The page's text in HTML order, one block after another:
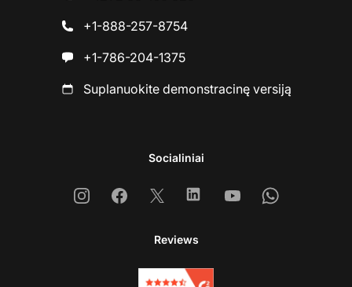
+1-888-257-8754
+1-786-204-1375
Suplanuokite demonstracinę versiją
Socialiniai
InstagramFacebook
X LinkedinYoutubeWhatsapp
Reviews